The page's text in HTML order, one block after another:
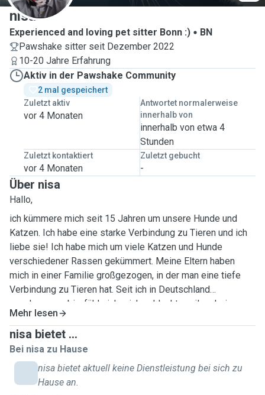
nisa
Experienced and loving pet sitter Bonn :)
BN
Pawshake sitter seit Dezember 2022
10-20 Jahre Erfahrung
Aktiv in der Pawshake Community
2 mal gespeichert
Zuletzt aktiv
vor 4 Monaten
Antwortet normalerweise
innerhalb von
innerhalb von etwa 4
Stunden
Zuletzt kontaktiert
vor 4 Monaten
Zuletzt gebucht
-
Über nisa
Hallo,
ich kümmere mich seit 15 Jahren um unsere Hunde und
Katzen. Ich habe eine starke Verbindung zu Tieren und ich
liebe sie! Ich habe mich um viele Katzen und Hunde
verschiedener Rassen gekümmert. Meine Eltern haben
mich in einer Familie großgezogen, in der man eine tiefe
Verbindung zu Tieren hat. Seit ich in Deutschland
angekommen bin, fühle ich mich schlecht, weil es keine
streunenden Hunde oder Katzen gibt, die ich füttern kann.
Für diese Tiere ist es jedoch besser, weil sie versorgt
werden. Ich kann mit ihnen spazieren gehen, wenn Sie dafür
keine Zeit haben! Darüber hinaus habe ich in der Türkei
zwei Jahre lang als Freiwillige in einem Tierheim namens
Haydok gearbeitet. Die Bilder von mir und den Tieren finden
Mehr lesen
nisa bietet ...
Bei nisa zu Hause
nisa bietet aktuell keine Dienstleistung bei sich zu
Hause an.